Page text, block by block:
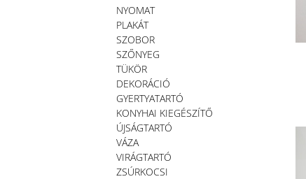
NYOMAT
PLAKÁT
SZOBOR
SZŐNYEG
TÜKÖR
DEKORÁCIÓ
GYERTYATARTÓ
KONYHAI KIEGÉSZÍTŐ
ÚJSÁGTARTÓ
VÁZA
VIRÁGTARTÓ
ZSÚRKOCSI